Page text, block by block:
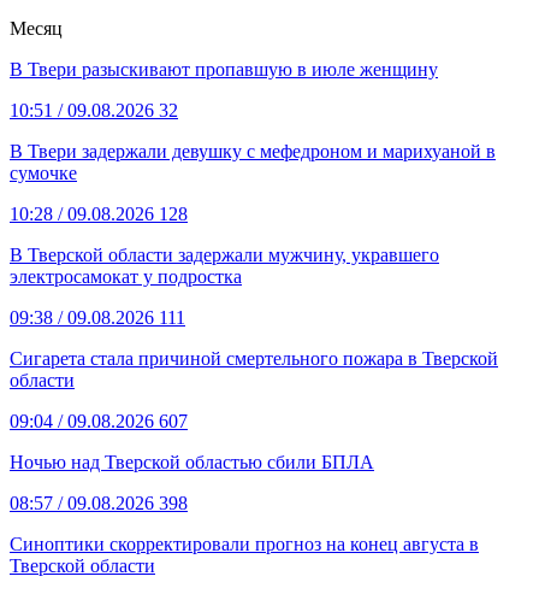
Месяц
В Твери разыскивают пропавшую в июле женщину
10:51 / 09.08.2026 32
В Твери задержали девушку с мефедроном и марихуаной в
сумочке
10:28 / 09.08.2026 128
В Тверской области задержали мужчину, укравшего
электросамокат у подростка
09:38 / 09.08.2026 111
Сигарета стала причиной смертельного пожара в Тверской
области
09:04 / 09.08.2026 607
Ночью над Тверской областью сбили БПЛА
08:57 / 09.08.2026 398
Синоптики скорректировали прогноз на конец августа в
Тверской области